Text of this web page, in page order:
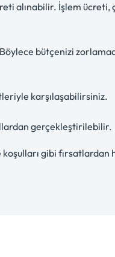
alınabilir. İşlem
bütçenizi
karşılaşabilirsiniz.
gerçekleştirilebilir.
gibi fırsatlardan